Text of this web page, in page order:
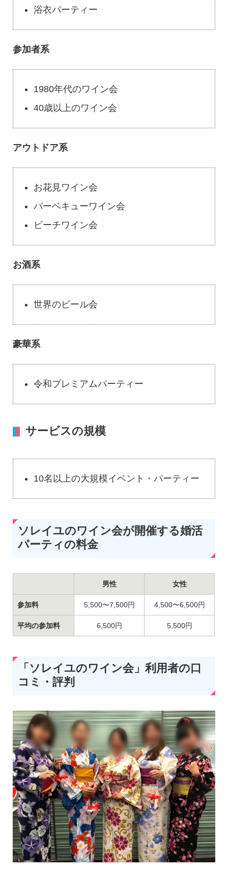
浴衣パーティー
参加者系
1980年代のワイン会
40歳以上のワイン会
アウトドア系
お花見ワイン会
バーベキューワイン会
ビーチワイン会
お酒系
世界のビール会
豪華系
令和プレミアムパーティー
サービスの規模
10名以上の大規模イベント・パーティー
ソレイユのワイン会が開催する婚活
パーティの料金
男性 女性
参加料 5,500〜7,500円 4,500〜6,500円
平均の参加料 6,500円 5,500円
「ソレイユのワイン会」利用者の口
コミ・評判